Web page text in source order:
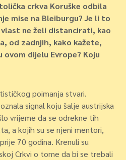
crkva Koruške odbila
mise na Bleiburgu? Je li to
ne želi distancirati, kao
od zadnjih, kako kažete,
dijelu Evrope? Koju
poimanja stvari.
signal koju šalje austrijska
vrijeme da se odrekne tih
a kojih su se njeni mentori,
70 godina. Krenuli su
Crkvi o tome da bi se trebali